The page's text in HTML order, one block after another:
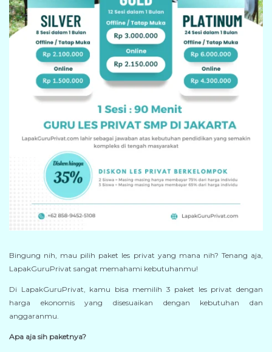
Bingung nih, mau pilih paket les privat yang mana nih? Tenang aja,
LapakGuruPrivat sangat memahami kebutuhanmu!
Di LapakGuruPrivat, kamu bisa memilih 3 paket les privat dengan
harga ekonomis yang disesuaikan dengan kebutuhan dan
anggaranmu.
Apa aja sih paketnya?